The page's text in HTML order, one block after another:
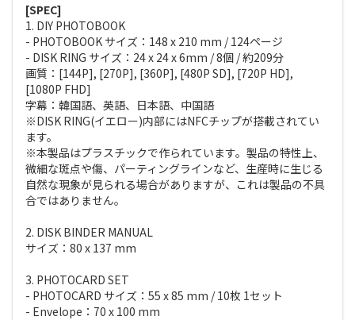
[SPEC]
1. DIY PHOTOBOOK
- PHOTOBOOK サイズ：148 x 210 mm / 124ページ
- DISK RING サイズ：24 x 24 x 6mm / 8個 / 約209分
画質：[144P], [270P], [360P], [480P SD], [720P HD],
[1080P FHD]
字幕：韓国語、英語、日本語、中国語
※DISK RING(イエロー)内部にはNFCチップが搭載されてい
ます。
※本製品はプラスチックで作られています。製品の特性上、
微細な斑点や傷、パーティングラインなど、生産時に生じる
自然な現象が見られる場合がありますが、これは製品の不具
合ではありません。
2. DISK BINDER MANUAL
サイズ：80 x 137 mm
3. PHOTOCARD SET
- PHOTOCARD サイズ：55 x 85 mm / 10枚 1セット
- Envelope：70 x 100 mm